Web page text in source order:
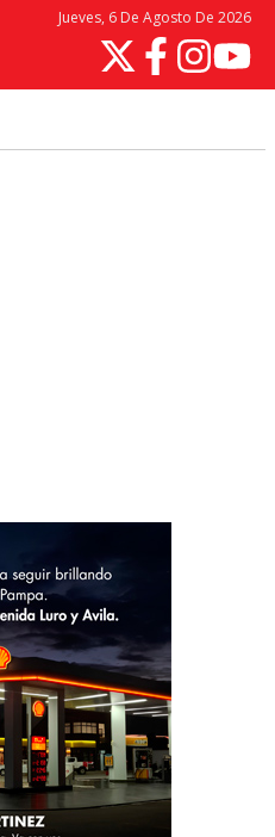
Jueves, 6 De Agosto De 2026